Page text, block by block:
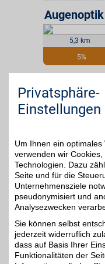
5,3 km
5%
10% + 6%
AuraNatura
Quellen-
Privatsphäre-
Einstellungen
Um Ihnen ein
verwenden wir
Technologien. Dazu
Seite und für die
Unternehmensziele
pseudonymisiert und
Analysezwecken
Sie können selbst
jederzeit widerruflich
dass auf Basis Ihrer
Funktionalitäten der